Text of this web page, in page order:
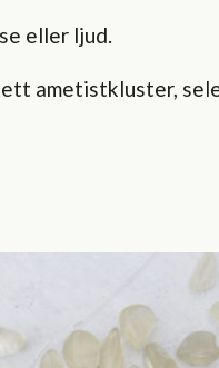
eller ljud.
ett ametistkluster,